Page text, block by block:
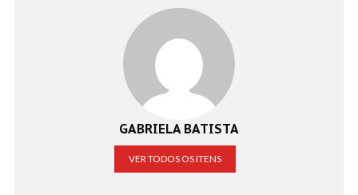
GABRIELA BATISTA
VER TODOS OS ITENS